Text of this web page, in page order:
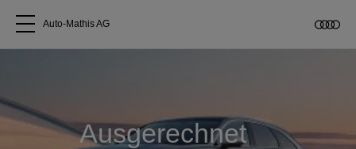
Über uns
Auto-Mathis AG
Ausgerechnet